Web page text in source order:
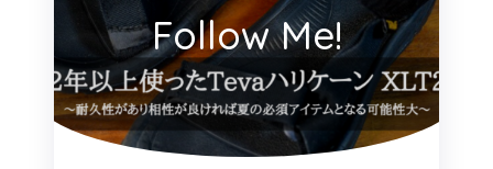
Follow Me!